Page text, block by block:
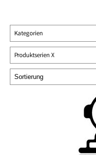
Kategorien
Produktserien X